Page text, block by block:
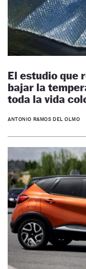
El estudio que
bajar la
toda la vida
ANTONIO RAMOS DEL OLMO